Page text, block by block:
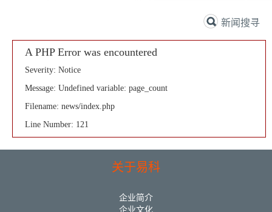
新闻搜寻
A PHP Error was encountered
Severity: Notice
Message: Undefined variable: page_count
Filename: news/index.php
Line Number: 121
关于易科
企业简介
企业文化